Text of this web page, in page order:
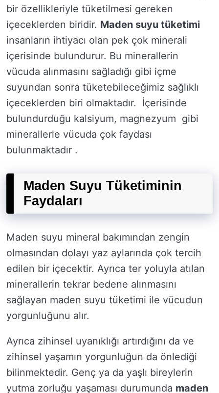
bir özellikleriyle tüketilmesi gereken
içeceklerden biridir. Maden suyu tüketimi
insanların ihtiyacı olan pek çok minerali
içerisinde bulundurur. Bu minerallerin
vücuda alınmasını sağladığı gibi içme
suyundan sonra tüketebileceğimiz sağlıklı
içeceklerden biri olmaktadır. İçerisinde
bulundurduğu kalsiyum, magnezyum gibi
minerallerle vücuda çok faydası
bulunmaktadır .
Maden Suyu Tüketiminin
Faydaları
Maden suyu mineral bakımından zengin
olmasından dolayı yaz aylarında çok tercih
edilen bir içecektir. Ayrıca ter yoluyla atılan
minerallerin tekrar bedene alınmasını
sağlayan maden suyu tüketimi ile vücudun
yorgunluğunu alır.
Ayrıca zihinsel uyanıklığı artırdığını da ve
zihinsel yaşamın yorgunluğun da önlediği
bilinmektedir. Genç ya da yaşlı bireylerin
yutma zorluğu yaşaması durumunda maden